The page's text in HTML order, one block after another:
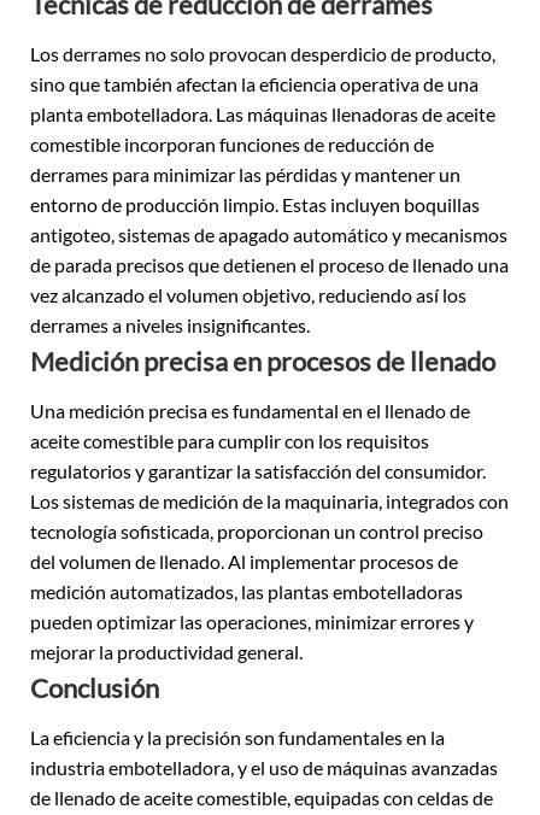
Los derrames no solo provocan desperdicio de producto,
sino que también afectan la eficiencia operativa de una
planta embotelladora. Las máquinas llenadoras de aceite
comestible incorporan funciones de reducción de
derrames para minimizar las pérdidas y mantener un
entorno de producción limpio. Estas incluyen boquillas
antigoteo, sistemas de apagado automático y mecanismos
de parada precisos que detienen el proceso de llenado una
vez alcanzado el volumen objetivo, reduciendo así los
derrames a niveles insignificantes.
Medición precisa en procesos de llenado
Una medición precisa es fundamental en el llenado de
aceite comestible para cumplir con los requisitos
regulatorios y garantizar la satisfacción del consumidor.
Los sistemas de medición de la maquinaria, integrados con
tecnología sofisticada, proporcionan un control preciso
del volumen de llenado. Al implementar procesos de
medición automatizados, las plantas embotelladoras
pueden optimizar las operaciones, minimizar errores y
mejorar la productividad general.
Conclusión
La eficiencia y la precisión son fundamentales en la
industria embotelladora, y el uso de máquinas avanzadas
de llenado de aceite comestible, equipadas con celdas de